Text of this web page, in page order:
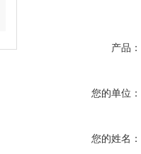
产品：
您的单位：
您的姓名：